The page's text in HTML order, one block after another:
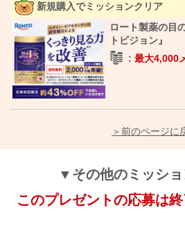
新規購入でミッションクリア
ロート製薬の目
トビジョン』
最大4,000
＞前のページに
▼その他のミッシ
このプレゼントの応募は終